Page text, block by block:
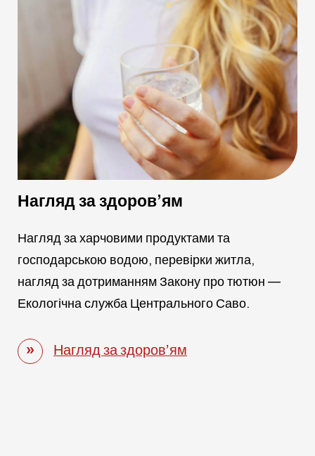
Нагляд за здоров’ям
Нагляд за харчовими продуктами та
господарською водою, перевірки житла,
нагляд за дотриманням Закону про тютюн —
Екологічна служба Центрального Саво.
Нагляд за здоров’ям